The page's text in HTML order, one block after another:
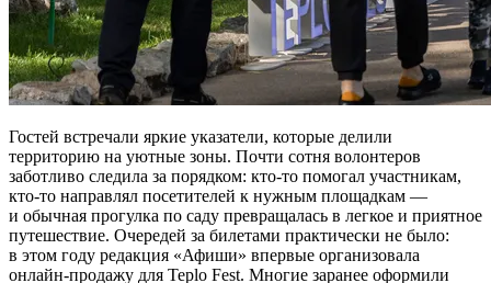
Гостей встречали яркие указатели, которые делили
территорию на уютные зоны. Почти сотня волонтеров
заботливо следила за порядком: кто-то помогал участникам,
кто-то направлял посетителей к нужным площадкам —
и обычная прогулка по саду превращалась в легкое и приятное
путешествие. Очередей за билетами практически не было:
в этом году редакция «Афиши» впервые организовала
онлайн-продажу для Teplo Fest. Многие заранее оформили